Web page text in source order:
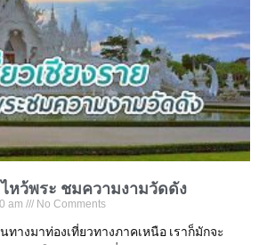
ไหว้พระ ชมความงามวัดดัง
am No Comments
างมาท่องเที่ยวทางภาคเหนือ เราก็มักจะ